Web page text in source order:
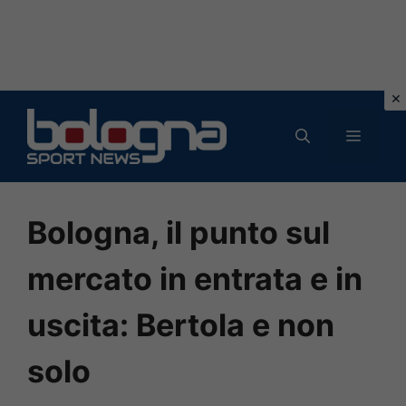
contenuto
MENU
Bologna, il punto sul
mercato in entrata e in
uscita: Bertola e non
solo